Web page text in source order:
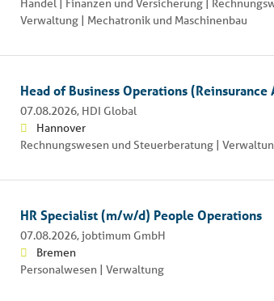
Verwaltung | Mechatronik und Maschinenbau
Head of Business Operations (Reinsurance
07.08.2026, HDI Global
Hannover
Rechnungswesen und Steuerberatung |
HR Specialist (m/w/d) People Operations
07.08.2026,jobtimum GmbH
Bremen
Personalwesen | Verwaltung